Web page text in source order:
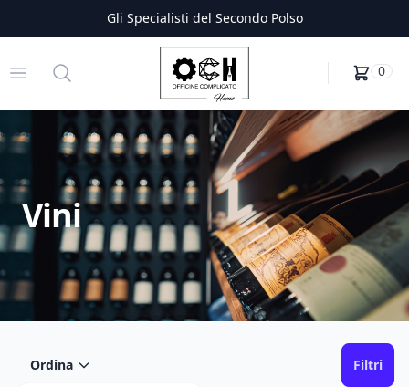
Gli Specialisti del Secondo Polso
Open menu
Search
Officine Complicato
0
Vini
Ordina
Filtri